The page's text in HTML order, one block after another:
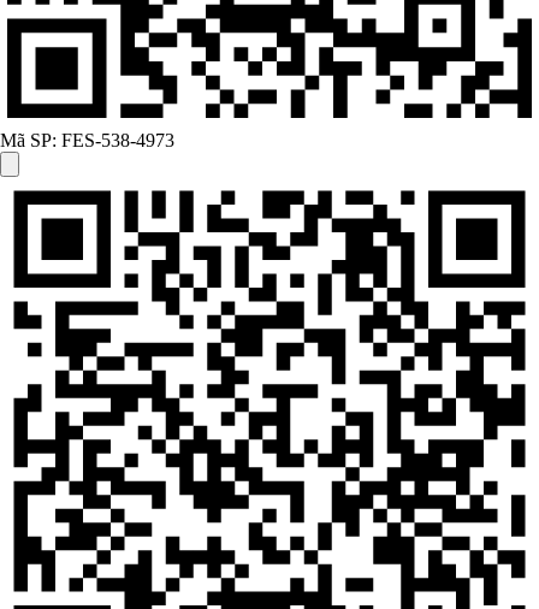
Mã SP: FES-538-4973